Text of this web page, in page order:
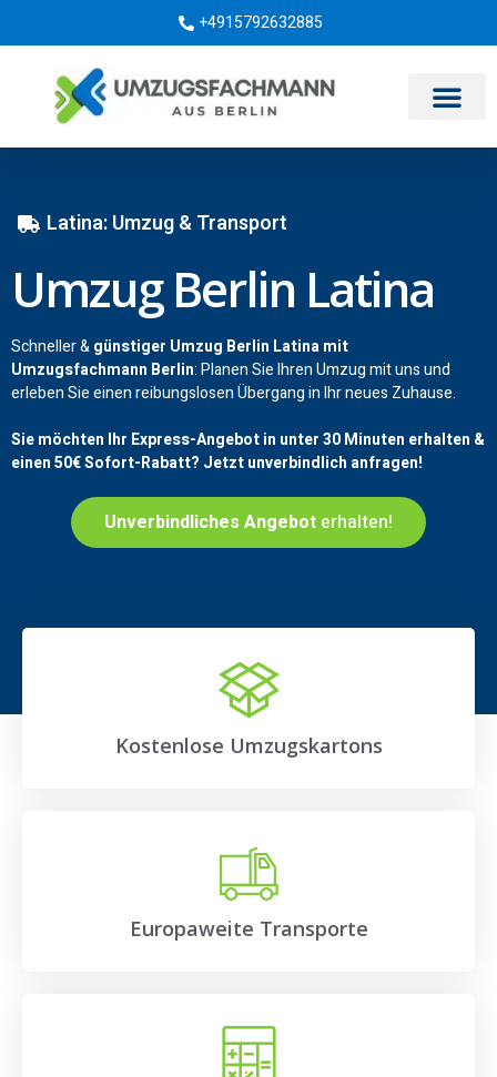
+4915792632885
Latina: Umzug & Transport
Umzug Berlin Latina
Schneller &günstiger Umzug Berlin Latina mit
Umzugsfachmann Berlin: Planen Sie Ihren Umzug mit uns und
erleben Sie einen reibungslosen Übergang in Ihr neues Zuhause.
Sie möchten Ihr Express-Angebot in unter 30 Minuten erhalten &
einen50€Sofort-Rabatt? Jetzt unverbindlich anfragen!
Unverbindliches Angebot erhalten!
Kostenlose Umzugskartons
Europaweite Transporte